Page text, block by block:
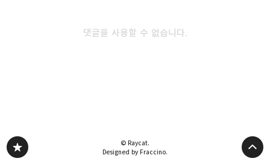
댓글을 사용할 수 없습니다.
북미 마지막 개척지 알래스카에서 sk텔레콤
© Raycat.
Designed by Fraccino.